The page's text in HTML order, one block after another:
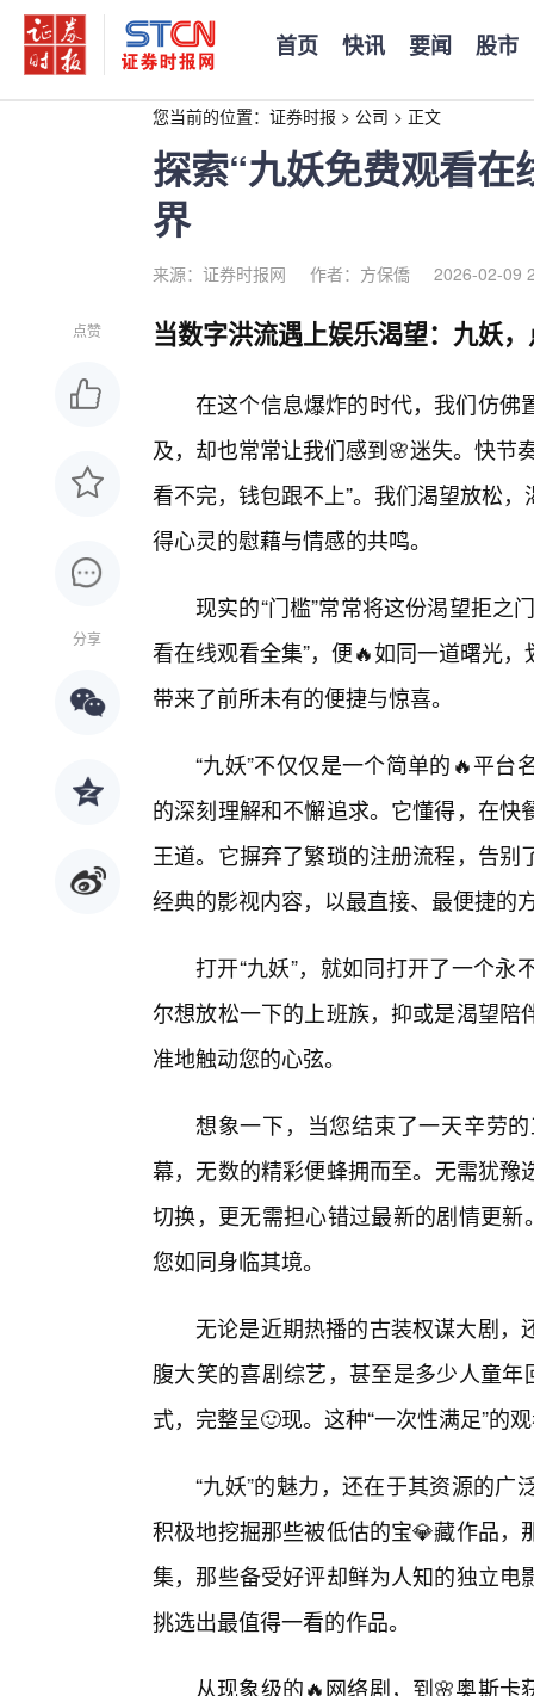
首页 快讯 要闻 股市
您当前的位置： 证券时报 > 公司 > 正文
探索“九妖免费观看
界
来源：证券时报网 作者：方保僑 2026-02-09
点赞
分享
当数字洪流遇上娱乐渴望：九妖
在这个信息爆炸的时代，我们仿佛
及，却也常常让我们感到🌸迷失。快节
看不完，钱包跟不上”。我们渴望放松
得心灵的慰藉与情感的共鸣。
现实的“门槛”常常将这份渴望拒
看在线观看全集”，便🔥如同一道曙光
带来了前所未有的便捷与惊喜。
“九妖”不仅仅是一个简单的🔥平
的深刻理解和不懈追求。它懂得，在
王道。它摒弃了繁琐的注册流程，告
经典的影视内容，以最直接、最便捷的
打开“九妖”，就如同打开了一个
尔想放松一下的上班族，抑或是渴望
准地触动您的心弦。
想象一下，当您结束了一天辛劳
幕，无数的精彩便蜂拥而至。无需犹
切换，更无需担心错过最新的剧情更
您如同身临其境。
无论是近期热播的古装权谋大剧
腹大笑的喜剧综艺，甚至是多少人童
式，完整呈🙂现。这种“一次性满足”的
“九妖”的魅力，还在于其资源的
积极地挖掘那些被低估的宝💎藏作品
集，那些备受好评却鲜为人知的独立
挑选出最值得一看的作品。
从现象级的🔥网络剧，到🌸奥斯